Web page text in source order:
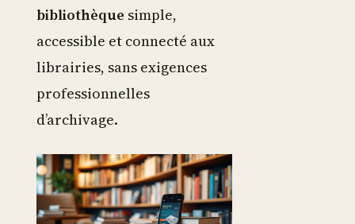
bibliothèque simple,
accessible et connecté aux
librairies, sans exigences
professionnelles
d’archivage.